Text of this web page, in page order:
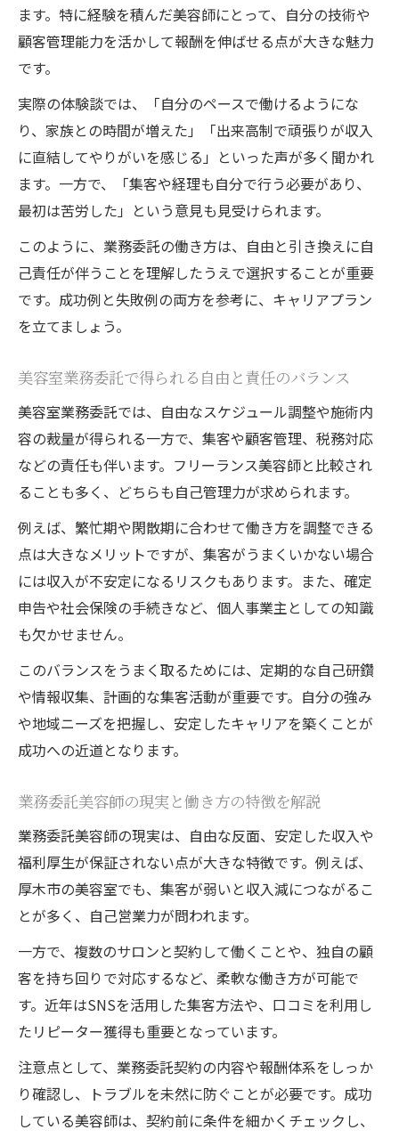
能性
業務委託とフリーランス美容師の違いは
い解説
美容師業務委託とフリーランスの働き方比
較
美容師業務委託とフリーランスの契約面の
違い
美容室業務委託のメリットとフリーランス
の特徴
美容室業務委託とフリーランスの収入差を
知る
美容室業務委託で気を付けたい税金と手続き
美容室業務委託で忘れがちな税金の基本知
識
美容師業務委託で必要な手続きと注意点
美容室業務委託の確定申告と経費管理のコ
美容室業務委託の税金負担を軽減する方法
美容師業務委託で知るべき保険や社会保障
これからの働き方と美容師業務委託の将来性
美容室業務委託の将来性と新しい働き方の
展望
美容師業務委託が今後も続く理由と課題
美容師業務委託の働き方改革と未来予測
美容室業務委託で目指す理想のキャリア設
美容室業務委託と個人事業主の可能性を探
る
ます。特に経験を積んだ美容師にとって、自分の技術や
顧客管理能力を活かして報酬を伸ばせる点が大きな魅力
です。
実際の体験談では、「自分のペースで働けるようにな
り、家族との時間が増えた」「出来高制で頑張りが収入
に直結してやりがいを感じる」といった声が多く聞かれ
ます。一方で、「集客や経理も自分で行う必要があり、
最初は苦労した」という意見も見受けられます。
このように、業務委託の働き方は、自由と引き換えに自
己責任が伴うことを理解したうえで選択することが重要
です。成功例と失敗例の両方を参考に、キャリアプラン
を立てましょう。
美容室業務委託で得られる自由と責任のバランス
美容室業務委託では、自由なスケジュール調整や施術内
容の裁量が得られる一方で、集客や顧客管理、税務対応
などの責任も伴います。フリーランス美容師と比較され
ることも多く、どちらも自己管理力が求められます。
例えば、繁忙期や閑散期に合わせて働き方を調整できる
点は大きなメリットですが、集客がうまくいかない場合
には収入が不安定になるリスクもあります。また、確定
申告や社会保険の手続きなど、個人事業主としての知識
も欠かせません。
このバランスをうまく取るためには、定期的な自己研鑽
や情報収集、計画的な集客活動が重要です。自分の強み
や地域ニーズを把握し、安定したキャリアを築くことが
成功への近道となります。
業務委託美容師の現実と働き方の特徴を解説
業務委託美容師の現実は、自由な反面、安定した収入や
福利厚生が保証されない点が大きな特徴です。例えば、
厚木市の美容室でも、集客が弱いと収入減につながるこ
とが多く、自己営業力が問われます。
一方で、複数のサロンと契約して働くことや、独自の顧
客を持ち回りで対応するなど、柔軟な働き方が可能で
す。近年はSNSを活用した集客方法や、口コミを利用し
たリピーター獲得も重要となっています。
注意点として、業務委託契約の内容や報酬体系をしっか
り確認し、トラブルを未然に防ぐことが必要です。成功
している美容師は、契約前に条件を細かくチェックし、